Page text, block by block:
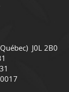
J0L 2B0